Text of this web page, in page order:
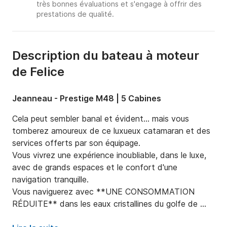
très bonnes évaluations et s'engage à offrir des
prestations de qualité.
Description du bateau à moteur
de Felice
Jeanneau - Prestige M48 | 5 Cabines
Cela peut sembler banal et évident... mais vous
tomberez amoureux de ce luxueux catamaran et des
services offerts par son équipage.
Vous vivrez une expérience inoubliable, dans le luxe,
avec de grands espaces et le confort d'une
navigation tranquille.
Vous naviguerez avec **UNE CONSOMMATION
RÉDUITE** dans les eaux cristallines du golfe de